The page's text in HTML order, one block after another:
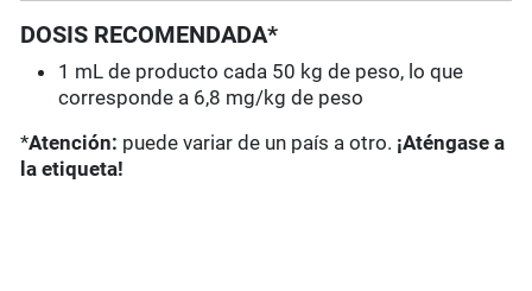
DOSIS RECOMENDADA*
1 mL de producto cada 50 kg de peso, lo que
corresponde a 6,8 mg/kg de peso
*Atención: puede variar de un país a otro. ¡Aténgase a
la etiqueta!